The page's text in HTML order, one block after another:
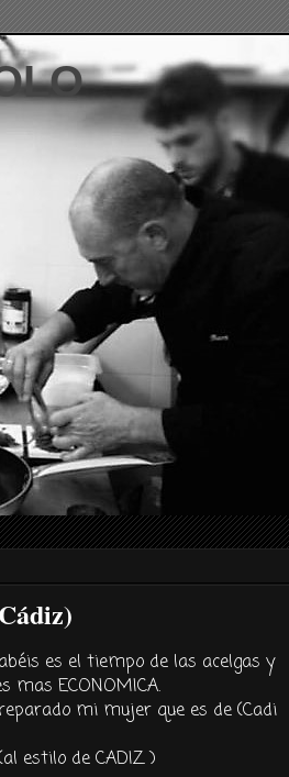
es el tiempo de las acelgas y
mas ECONOMICA.
mi mujer que es de (Cadi
estilo de CADIZ )